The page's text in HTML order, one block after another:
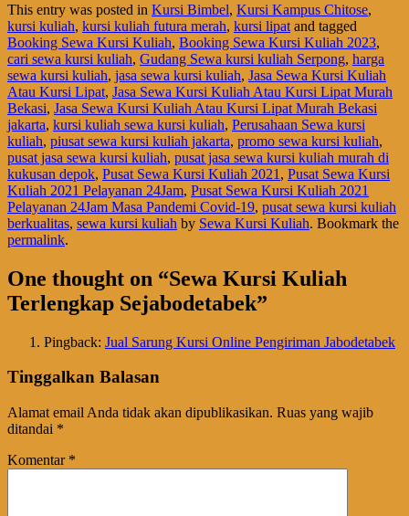
This entry was posted in Kursi Bimbel, Kursi Kampus Chitose,
kursi kuliah, kursi kuliah futura merah, kursi lipat and tagged
Booking Sewa Kursi Kuliah, Booking Sewa Kursi Kuliah 2023,
cari sewa kursi kuliah, Gudang Sewa kursi kuliah Serpong, harga
sewa kursi kuliah, jasa sewa kursi kuliah, Jasa Sewa Kursi Kuliah
Atau Kursi Lipat, Jasa Sewa Kursi Kuliah Atau Kursi Lipat Murah
Bekasi, Jasa Sewa Kursi Kuliah Atau Kursi Lipat Murah Bekasi
jakarta, kursi kuliah sewa kursi kuliah, Perusahaan Sewa kursi
kuliah, piusat sewa kursi kuliah jakarta, promo sewa kursi kuliah,
pusat jasa sewa kursi kuliah, pusat jasa sewa kursi kuliah murah di
kukusan depok, Pusat Sewa Kursi Kuliah 2021 , Pusat Sewa Kursi
Kuliah 2021 Pelayanan 24Jam, Pusat Sewa Kursi Kuliah 2021
Pelayanan 24Jam Masa Pandemi Covid-19, pusat sewa kursi kuliah
berkualitas, sewa kursi kuliah by Sewa Kursi Kuliah. Bookmark the
permalink.
One thought on “Sewa Kursi Kuliah
Terlengkap Sejabodetabek”
Pingback: Jual Sarung Kursi Online Pengiriman Jabodetabek
Tinggalkan Balasan
Alamat email Anda tidak akan dipublikasikan. Ruas yang wajib
ditandai *
Komentar *